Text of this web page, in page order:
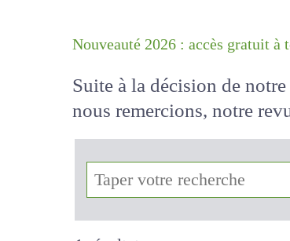
Suite à la décision de
nous remercions, notre
!